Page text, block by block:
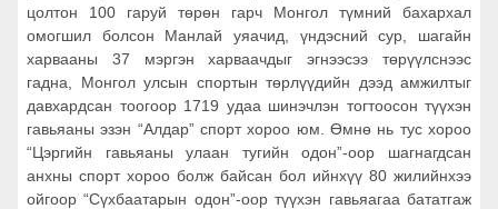
цолтон 100 гаруй төрөн гарч Монгол түмний бахархал
омогшил болсон Манлай уяачид, үндэсний сур, шагайн
харвааны 37 мэргэн харваачдыг эгнээсээ төрүүлснээс
гадна, Монгол улсын спортын төрлүүдийн дээд амжилтыг
давхардсан тоогоор 1719 удаа шинэчлэн тогтоосон түүхэн
гавьяаны эзэн “Алдар” спорт хороо юм. Өмнө нь тус хороо
“Цэргийн гавьяаны улаан тугийн одон”-оор шагнагдсан
анхны спорт хороо болж байсан бол ийнхүү 80 жилийнхээ
ойгоор “Сүхбаатарын одон”-оор түүхэн гавьяагаа бататгаж